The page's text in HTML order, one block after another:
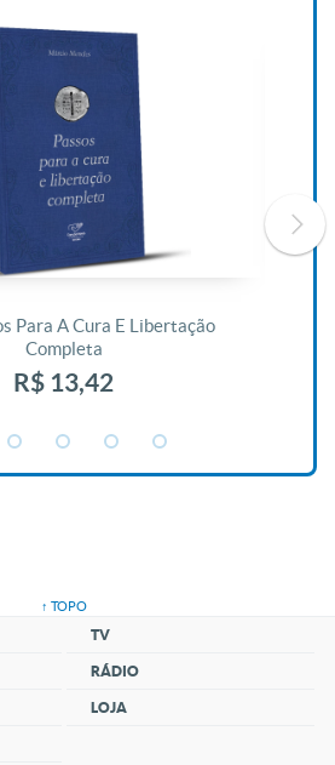
Para A Cura E Libertação
Completa
R$ 13,42
↑ TOPO
TV
RÁDIO
LOJA